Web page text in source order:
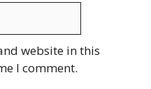
website in this
I comment.